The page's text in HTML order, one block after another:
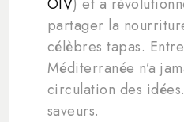
partager la
célèbres tapas.
Méditerranée n’a
circulation des
saveurs.